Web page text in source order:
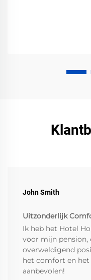
John Smith
Uitzonderlijk
Ik heb het Hotel
voor mijn pension,
overweldigend
het comfort en het
aanbevolen!